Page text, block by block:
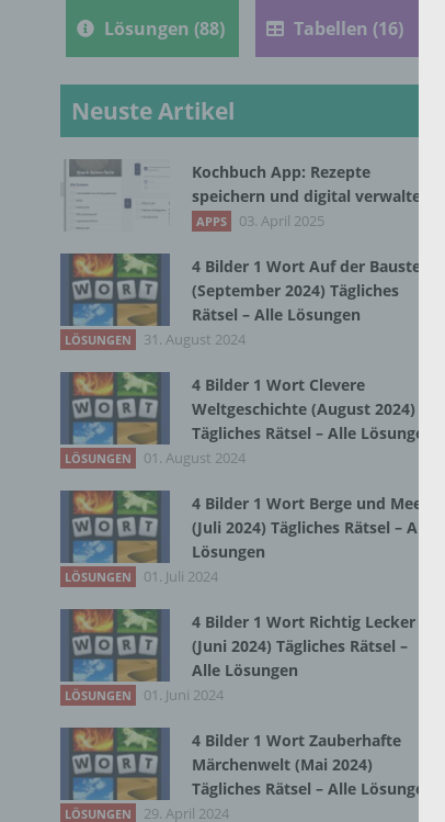
Lösungen (88) Tabellen (16)
Neuste Artikel
Kochbuch App: Rezepte
speichern und digital verwalten
APPS 03. April 2025
4 Bilder 1 Wort Auf der Baustelle
(September 2024) Tägliches
Rätsel – Alle Lösungen
LÖSUNGEN 31. August 2024
4 Bilder 1 Wort Clevere
Weltgeschichte (August 2024)
Tägliches Rätsel – Alle Lösungen
LÖSUNGEN 01. August 2024
4 Bilder 1 Wort Berge und Meer
(Juli 2024) Tägliches Rätsel – Alle
Lösungen
LÖSUNGEN 01. Juli 2024
4 Bilder 1 Wort Richtig Lecker
(Juni 2024) Tägliches Rätsel –
Alle Lösungen
LÖSUNGEN 01. Juni 2024
4 Bilder 1 Wort Zauberhafte
Märchenwelt (Mai 2024)
Tägliches Rätsel – Alle Lösungen
LÖSUNGEN 29. April 2024